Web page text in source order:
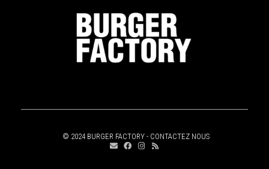
© 2024 BURGER FACTORY - CONTACTEZ NOUS